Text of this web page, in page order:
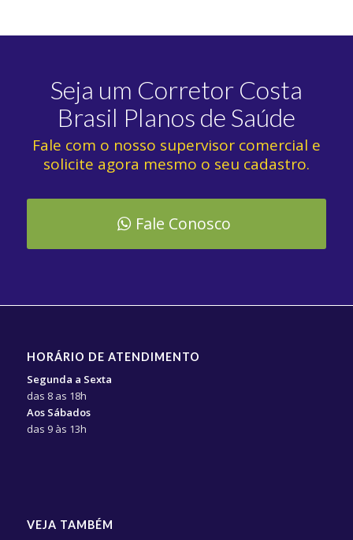
Seja um Corretor Costa
Brasil Planos de Saúde
Fale com o nosso supervisor comercial e
solicite agora mesmo o seu cadastro.
Fale Conosco
HORÁRIO DE ATENDIMENTO
Segunda a Sexta
das 8 as 18h
Aos Sábados
das 9 às 13h
VEJA TAMBÉM